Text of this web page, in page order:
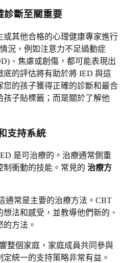
診斷至關重要
其他合格的心理健康專家進行
況，例如注意力不足過動症
、焦慮或創傷，都可能表現出
的評估將有助於將 IED 與這
的孩子獲得正確的診斷和最合
子貼標籤；而是關於了解他
支持系統
是可治療的。治療通常側重
制衝動的技能。常見的 治療方
通常是主要的治療方法。CBT
法和感受，並教導他們新的、
方法。
整個家庭，家庭成員共同參與
統一的支持策略非常有益。